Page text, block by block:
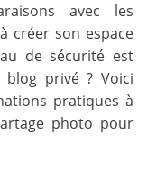
avec les
créer son espace
de sécurité est
privé ? Voici
pratiques à
photo pour